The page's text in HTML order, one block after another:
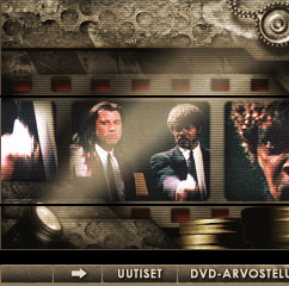
Hyppää pääsisältöön